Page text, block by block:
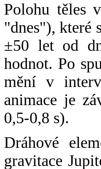
Polohu těles
"dnes"), které
±50 let od
hodnot. Po
mění v
animace je
0,5-0,8 s).
Dráhové
gravitace